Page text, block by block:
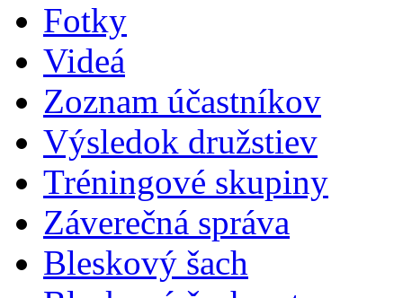
Fotky
Videá
Zoznam účastníkov
Výsledok družstiev
Tréningové skupiny
Záverečná správa
Bleskový šach